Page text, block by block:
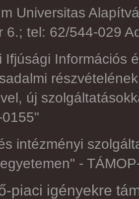
Universitas
6.; tel: 62/544-029
Ifjúsági Információs
új
intézményi
-
piaci igényekre